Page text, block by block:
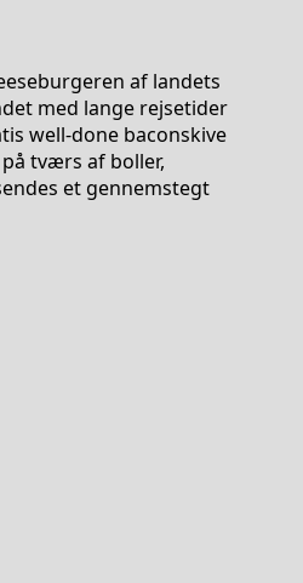
af landets
med lange rejsetider
well-done baconskive
tværs af boller,
et gennemstegt